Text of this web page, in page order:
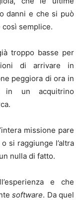
danni e che si può
semplice.
troppo basse per
di arrivare in
peggiora di ora in
in un acquitrino
missione pare
si raggiunge l’altra
nulla di fatto.
e che
software. Da quel